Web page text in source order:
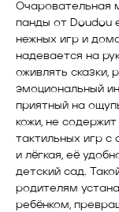
Очаровательная
панды от Doudou
нежных игр и
надевается на
оживлять сказки,
эмоциональный
приятный на
кожи, не
тактильных игр с
и лёгкая, её
детский сад.
родителям
ребёнком,